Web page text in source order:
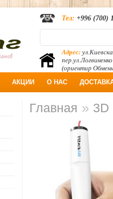
Адрес:
пер.ул.Логвиненко
(ориентир
Тел: +996 (700)
АКЦИИ О НАС
Главная » 3D